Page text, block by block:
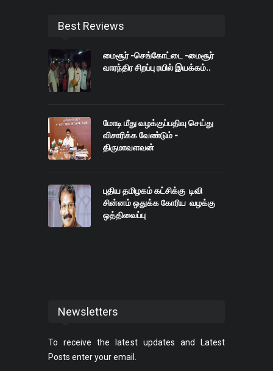
Best Reviews
மைசூர் -செங்கோட்டை -மைசூர்
வாரந்திர சிறப்பு ரயில் இயக்கம்..
மோடி மீது வழக்குப்பதிவு செய்து
விசாரிக்க வேண்டும் -
திருமாவளவன்
புதிய தமிழகம் கட்சிக்கு டிவி
சின்னம் ஒதுக்க கோரிய வழக்கு
ஒத்திவைப்பு
Newsletters
To receive the latest updates and Latest
Posts enter your email.